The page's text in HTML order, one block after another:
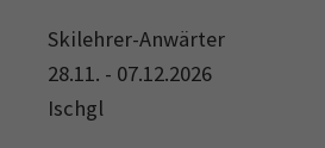
Skilehrer-Anwärter
28.11. - 07.12.2026
Ischgl